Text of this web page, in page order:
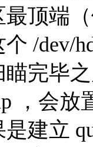
最顶端
个 /dev/
完毕
，会放
建立